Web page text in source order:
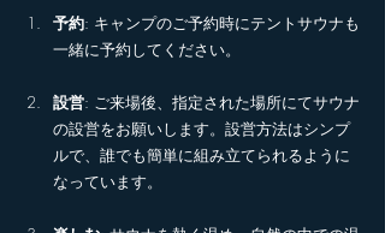
予約: キャンプのご予約時にテントサウナも
一緒に予約してください。
設営: ご来場後、指定された場所にてサウナ
の設営をお願いします。設営方法はシンプ
ルで、誰でも簡単に組み立てられるように
なっています。